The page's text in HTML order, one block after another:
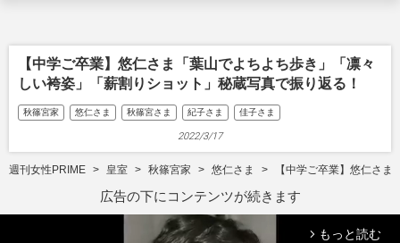
【中学ご卒業】悠仁さま「葉山でよちよち歩き」「凛々
しい袴姿」「薪割りショット」秘蔵写真で振り返る！
秋篠宮家 悠仁さま 秋篠宮さま 紀子さま 佳子さま
2022/3/17
週刊女性PRIME 皇室 秋篠宮家 悠仁さま 【中学ご卒業】悠仁さ
広告の下にコンテンツが続きます
arrow_forward_ios もっと読む